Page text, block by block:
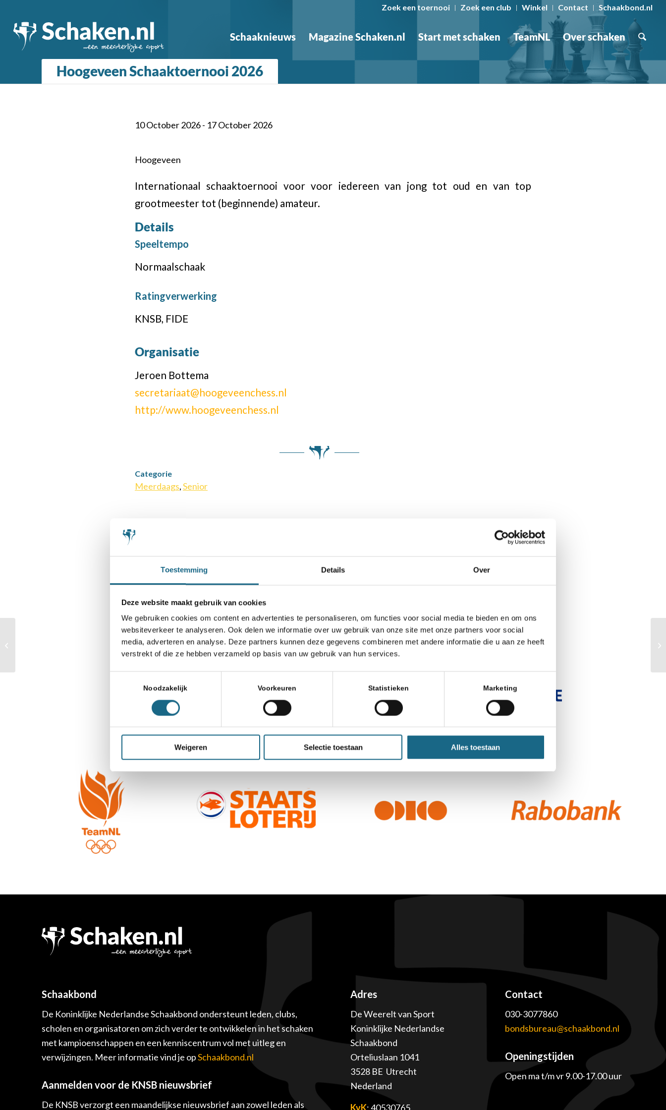
Toestemming Details Over
Deze website maakt gebruik van cookies
We gebruiken cookies om content en advertenties te personaliseren, om functies voor social media te bieden en om ons
websiteverkeer te analyseren. Ook delen we informatie over uw gebruik van onze site met onze partners voor social
media, adverteren en analyse. Deze partners kunnen deze gegevens combineren met andere informatie die u aan ze heeft
verstrekt of die ze hebben verzameld op basis van uw gebruik van hun services.
Noodzakelijk Voorkeuren Statistieken Marketing
Weigeren Selectie toestaan Alles toestaan
Zoek een toernooi Zoek een club Winkel Contact Schaakbond.nl
Schaaknieuws Magazine Schaken.nl Start met schaken TeamNL Over schaken
Hoogeveen Schaaktoernooi 2026
10 October 2026 - 17 October 2026
Hoogeveen
Internationaal schaaktoernooi voor voor iedereen van jong tot oud en van top
grootmeester tot (beginnende) amateur.
Details
Speeltempo
Normaalschaak
Ratingverwerking
KNSB, FIDE
Organisatie
Jeroen Bottema
secretariaat@hoogeveenchess.nl
http://www.hoogeveenchess.nl
Categorie
Meerdaags,Senior
Schaken.nl wordt mede mogelijk gemaakt door:
Schaakbond
De Koninklijke Nederlandse Schaakbond ondersteunt leden, clubs,
scholen en organisatoren om zich verder te ontwikkelen in het schaken
met kampioenschappen en een kenniscentrum vol met uitleg en
verwijzingen. Meer informatie vind je opSchaakbond.nl
Aanmelden voor de KNSB nieuwsbrief
De KNSB verzorgt een maandelijkse nieuwsbrief aan zowel leden als
Adres
De Weerelt van Sport
Koninklijke Nederlandse
Schaakbond
Orteliuslaan 1041
3528 BE Utrecht
Nederland
KvK: 40530765
Contact
030-3077860
bondsbureau@schaakbond.nl
Openingstijden
Open ma t/m vr 9.00-17.00 uur